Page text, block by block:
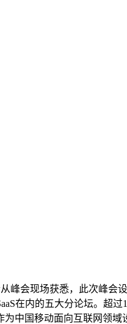
峰会现场获悉，此次峰会
在内的五大分论坛。超
中国移动面向互联网领域